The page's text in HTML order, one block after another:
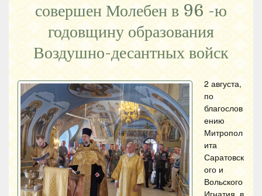
совершен Молебен в 96 -ю
годовщину образования
Воздушно-десантных войск
2 августа,
по
благослов
ению
Митропол
ита
Саратовск
ого и
Вольского
Игнатия, в